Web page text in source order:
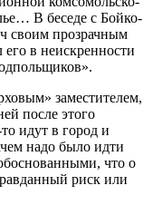
В беседе с Бойко-
своим прозрачным
его в неискренности
заместителем,
после этого
идут в город и
надо было идти
что о
риск или